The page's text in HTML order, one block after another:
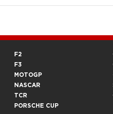
F2
F3
MOTOGP
NASCAR
TCR
PORSCHE CUP